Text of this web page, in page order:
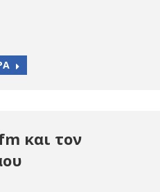
και τον